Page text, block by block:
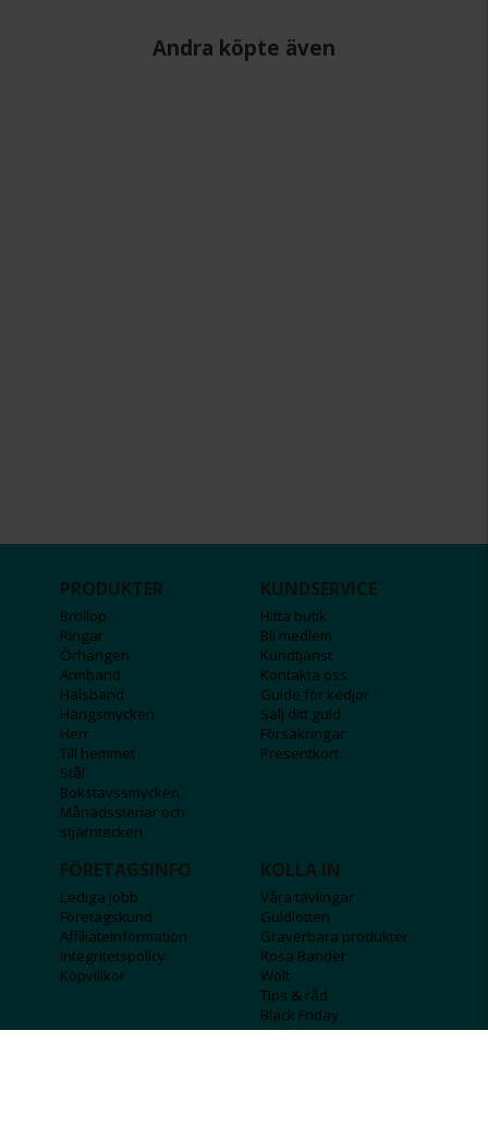
Andra köpte även
PRODUKTER
Bröllop
Ringar
Örhängen
Armband
Halsband
Hängsmycken
Herr
Till hemmet
Stål
Bokstavssmycken
Månadsstenar och
stjärntecken
KUNDSERVICE
Hitta butik
Bli medlem
Kundtjänst
Kontakta oss
Guide för kedjor
Sälj ditt guld
Försäkringar
Presentkort
FÖRETAGSINFO
Lediga jobb
Företagskund
Affiliateinformation
Integritetspolicy
Köpvillkor
KOLLA IN
Våra tävlingar
Guldlotten
Graverbara produkter
Rosa Bandet
Wolt
Tips & råd
Black Friday
Bröllopsmässa